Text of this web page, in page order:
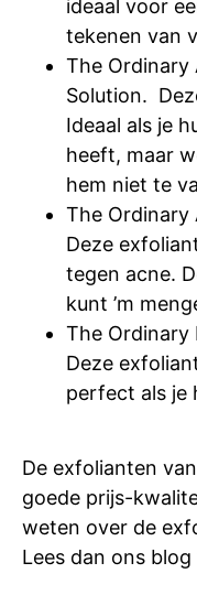
ideaal voor
tekenen van
The Ordinary
Solution.
Ideaal als je
heeft, maar
hem niet te
The Ordinary
Deze
tegen acne.
kunt ’m
The Ordinary
Deze
perfect als je
De exfolianten
goede prijs-
weten over de
Lees dan ons blog